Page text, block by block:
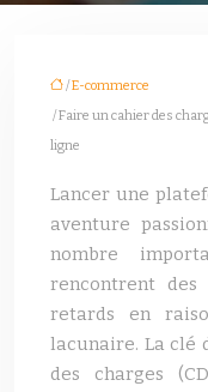
/E-commerce
/ Faire un cahier des
ligne
Lancer une
aventure
nombre
rencontrent
retards en
lacunaire. La clé
des charges